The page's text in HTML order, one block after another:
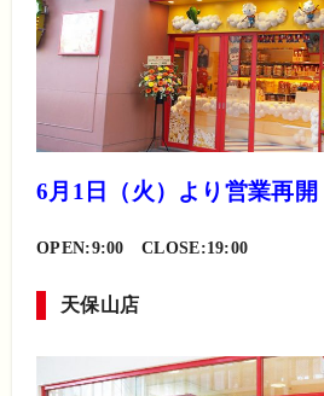
6月1日（火）より営業再開
OPEN:9:00 CLOSE:19:00
天保山店